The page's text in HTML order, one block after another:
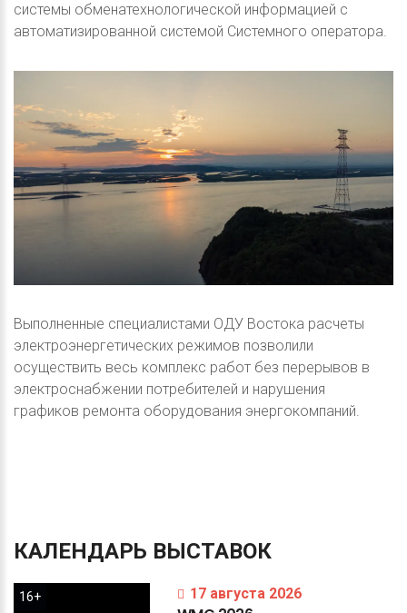
системы обменатехнологической информацией с
автоматизированной системой Системного оператора.
Выполненные специалистами ОДУ Востока расчеты
электроэнергетических режимов позволили
осуществить весь комплекс работ без перерывов в
электроснабжении потребителей и нарушения
графиков ремонта оборудования энергокомпаний.
КАЛЕНДАРЬ ВЫСТАВОК
16+ 17 августа 2026